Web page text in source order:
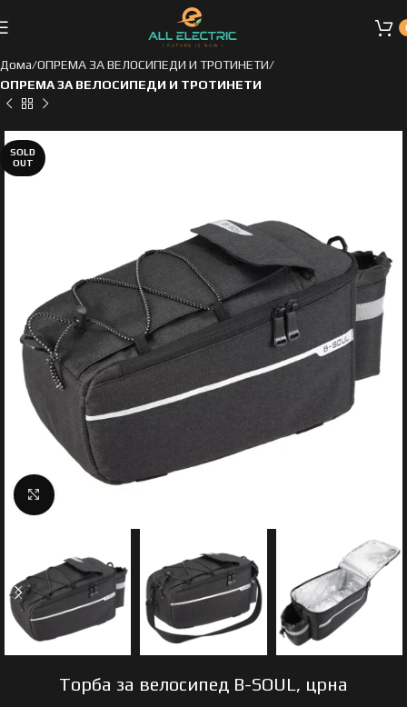
Дома ОПРЕМА ЗА ВЕЛОСИПЕДИ И ТРОТИНЕТИ
ОПРЕМА ЗА ВЕЛОСИПЕДИ И ТРОТИНЕТИ
SOLD
OUT
Click to enlarge
Торба за велосипед B-SOUL, црна